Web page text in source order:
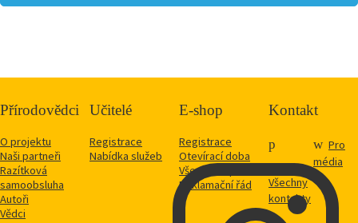
Přírodovědci
O projektu
Naši partneři
Razítková
samoobsluha
Autoři
Vědci
Učitelé
Registrace
Nabídka služeb
E-shop
Registrace
Otevírací doba
Vše o nákupu
Reklamační řád
Kontakt
Všechny
kontakty
Pro
média